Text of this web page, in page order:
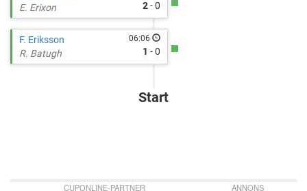
E. Erixon
2- 0
F. Eriksson
R. Batugh
06:06
1 - 0
Start
CUPONLINE-PARTNER ANNONS